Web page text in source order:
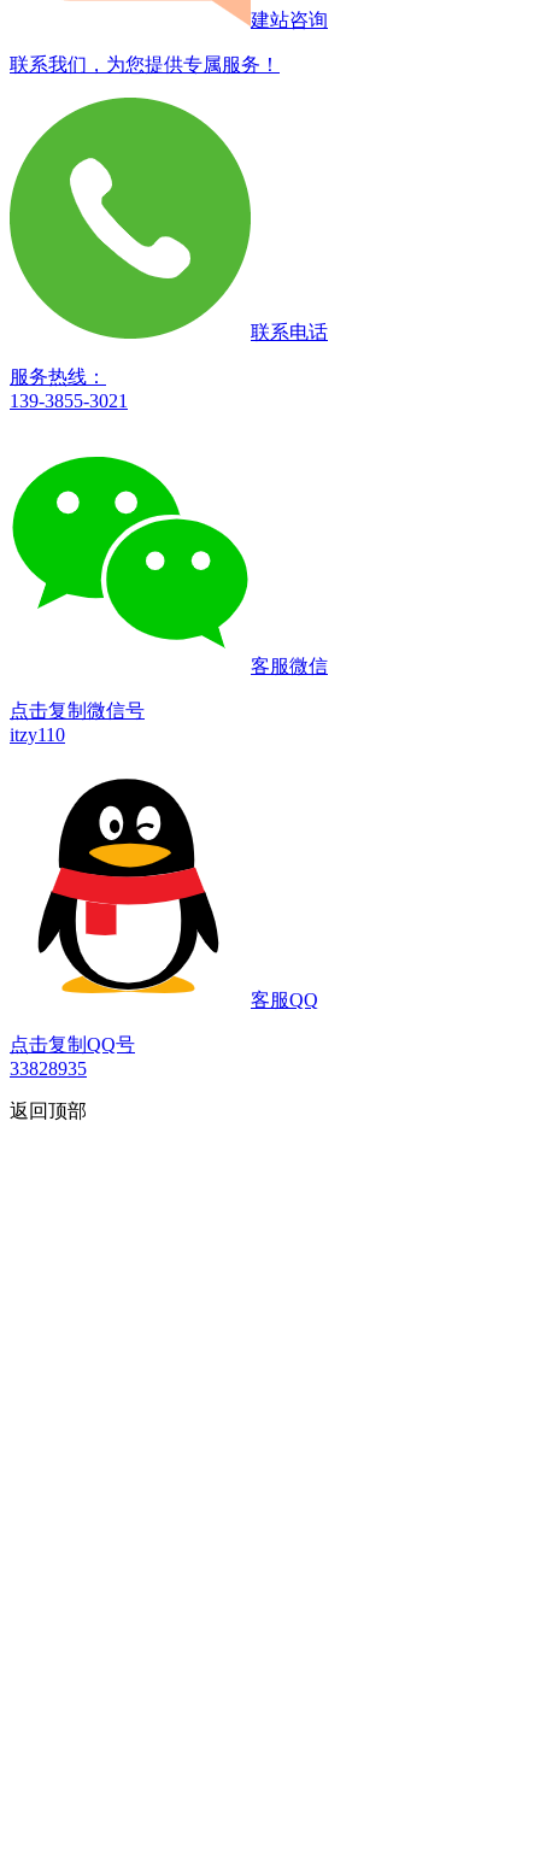
建站咨询
联系我们，为您提供专属服务！
联系电话
服务热线：
139-3855-3021
客服微信
点击复制微信号
itzy110
客服QQ
点击复制QQ号
33828935
返回顶部